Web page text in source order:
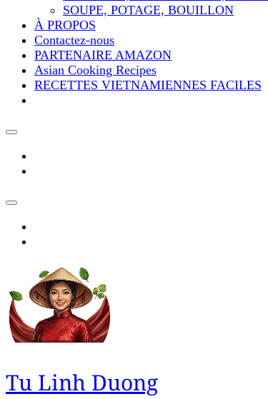
SOUPE, POTAGE, BOUILLON
À PROPOS
Contactez-nous
PARTENAIRE AMAZON
Asian Cooking Recipes
RECETTES VIETNAMIENNES FACILES
Tu Linh Duong